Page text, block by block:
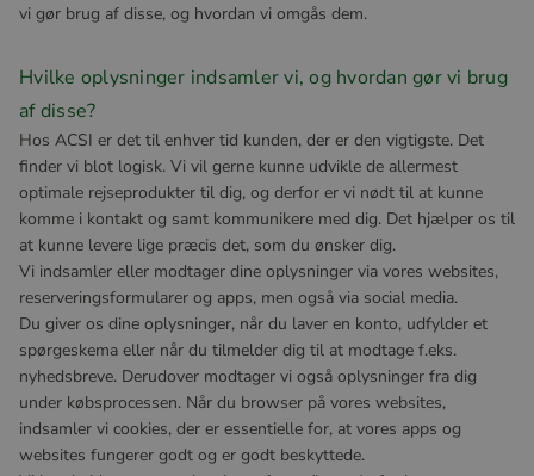
vi gør brug af disse, og hvordan vi omgås dem.
Hvilke oplysninger indsamler vi, og hvordan gør vi brug
af disse?
Hos ACSI er det til enhver tid kunden, der er den vigtigste. Det
finder vi blot logisk. Vi vil gerne kunne udvikle de allermest
optimale rejseprodukter til dig, og derfor er vi nødt til at kunne
komme i kontakt og samt kommunikere med dig. Det hjælper os til
at kunne levere lige præcis det, som du ønsker dig.
Vi indsamler eller modtager dine oplysninger via vores websites,
reserveringsformularer og apps, men også via social media.
Du giver os dine oplysninger, når du laver en konto, udfylder et
spørgeskema eller når du tilmelder dig til at modtage f.eks.
nyhedsbreve. Derudover modtager vi også oplysninger fra dig
under købsprocessen. Når du browser på vores websites,
indsamler vi cookies, der er essentielle for, at vores apps og
websites fungerer godt og er godt beskyttede.